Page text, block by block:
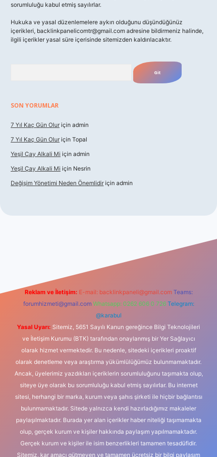
sorumluluğu kabul etmiş sayılırlar.
Hukuka ve yasal düzenlemelere aykırı olduğunu düşündüğünüz
içerikleri, backlinkpanelicomtr@gmail.com adresine bildirmeniz halinde,
ilgili içerikler yasal süre içerisinde sitemizden kaldırılacaktır.
SON YORUMLAR
7 Yıl Kaç Gün Olur için admin
7 Yıl Kaç Gün Olur için Topal
Yeşil Çay Alkali Mi için admin
Yeşil Çay Alkali Mi için Nesrin
Değişim Yönetimi Neden Önemlidir için admin
Reklam ve İletişim: E-mail: backlinkpaneli@gmail.com Teams:
forumhizmeti@gmail.com Whatsapp: 0262 606 0 726 Telegram:
@karabul
Yasal Uyarı: Sitemiz, 5651 Sayılı Kanun gereğince Bilgi Teknolojileri
ve İletişim Kurumu (BTK) tarafından onaylanmış bir Yer Sağlayıcı
olarak hizmet vermektedir. Bu nedenle, sitedeki içerikleri proaktif
olarak denetleme veya araştırma yükümlülüğümüz bulunmamaktadır.
Ancak, üyelerimiz yazdıkları içeriklerin sorumluluğunu taşımakta olup,
siteye üye olarak bu sorumluluğu kabul etmiş sayılırlar. Bu internet
sitesi, herhangi bir marka, kurum veya şahıs şirketi ile hiçbir bağlantısı
bulunmamaktadır. Sitede yalnızca kendi hazırladığımız makaleler
paylaşılmaktadır. Burada yer alan içerikler haber niteliği taşımamakta
olup, gerçek kurum ve kişiler hakkında paylaşım yapılmamaktadır.
Gerçek kurum ve kişiler ile isim benzerlikleri tamamen tesadüfidir.
Sitemiz, kar amacı gütmeyen ve tamamen ücretsiz bir bilgi paylaşım